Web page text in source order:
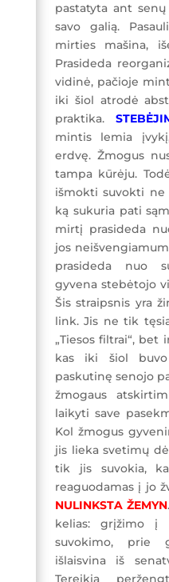
pastatyta ant
savo galią.
mirties mašina,
Prasideda
vidinė, pačioje
iki šiol atrodė
praktika.
mintis lemia
erdvę. Žmogus
tampa kūrėju.
išmokti suvokti ne
ką sukuria pati
mirtį prasideda
jos
prasideda nuo
gyvena stebėtojo
Šis straipsnis yra
link. Jis ne tik
„Tiesos filtrai“, bet
kas iki šiol buvo
paskutinę senojo
žmogaus
laikyti save
Kol žmogus
jis lieka svetimų
tik jis suvokia,
reaguodamas į jo
NULINKSTA ŽEMYN
kelias: grįžimo į
suvokimo, prie
išlaisvina iš
Tereikia